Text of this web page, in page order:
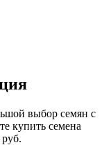
выбор семян с
купить семена